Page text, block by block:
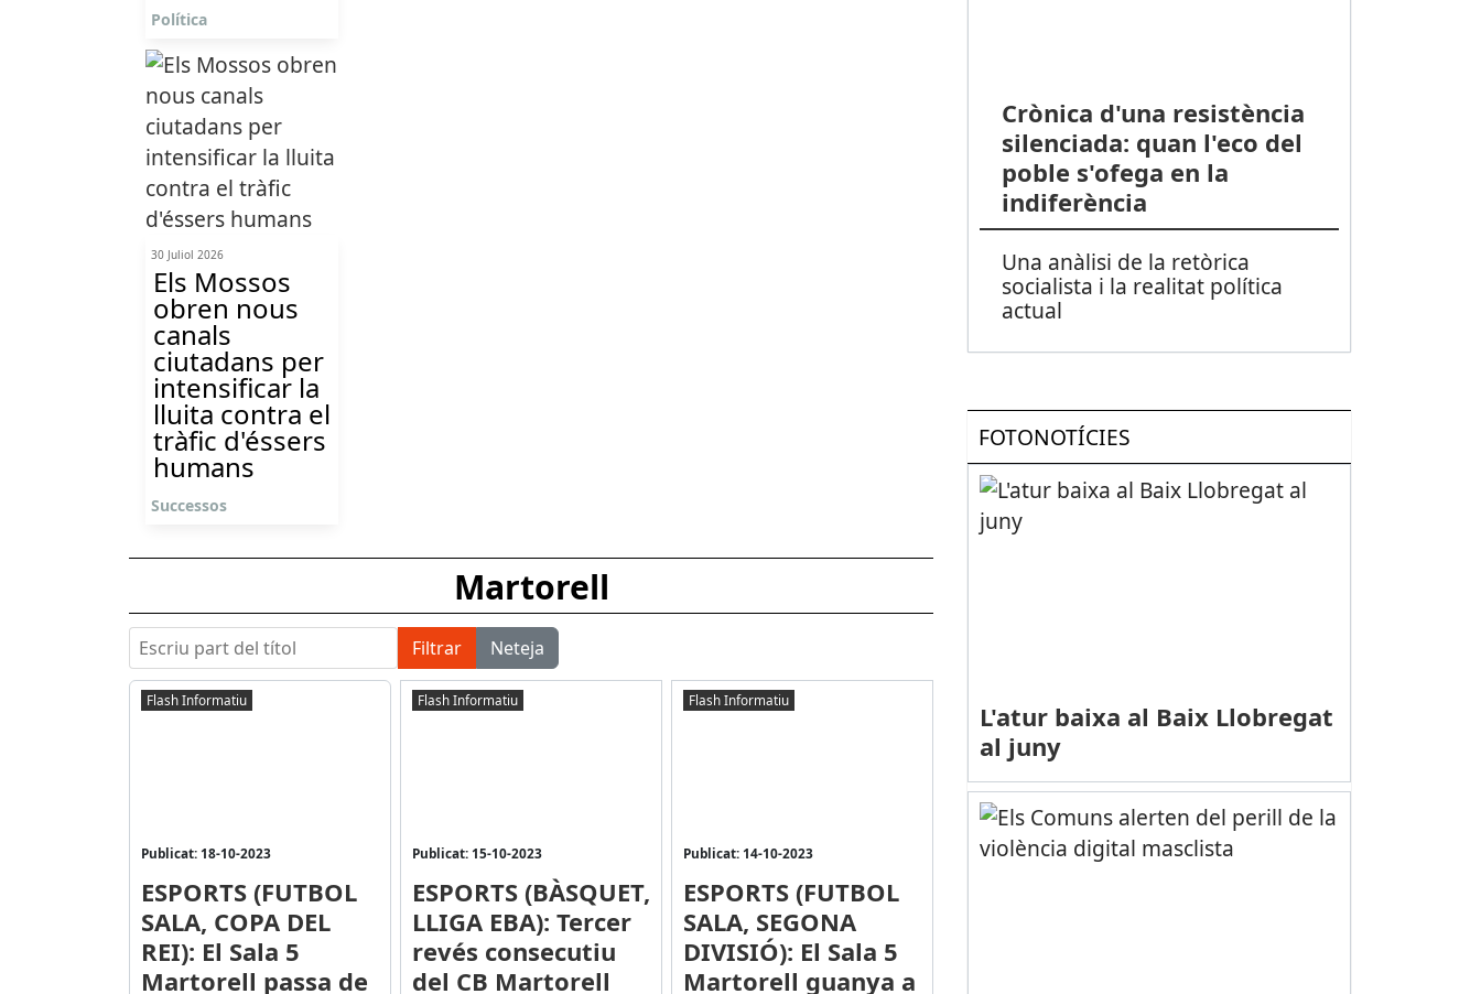
Política
30 Juliol 2026
Els Mossos
obren nous
canals
ciutadans per
intensificar la
lluita contra el
tràfic d'éssers
humans
Successos
Martorell
Escriu part del títol Filtrar Neteja
Flash Informatiu
Publicat: 18-10-2023
ESPORTS (FUTBOL
SALA, COPA DEL
REI): El Sala 5
Martorell passa de
Flash Informatiu
Publicat: 15-10-2023
ESPORTS (BÀSQUET,
LLIGA EBA): Tercer
revés consecutiu
del CB Martorell
Flash Informatiu
Publicat: 14-10-2023
ESPORTS (FUTBOL
SALA, SEGONA
DIVISIÓ): El Sala 5
Martorell guanya a
Crònica d'una resistència
silenciada: quan l'eco del
poble s'ofega en la
indiferència
Una anàlisi de la retòrica
socialista i la realitat política
actual
FOTONOTÍCIES
L'atur baixa al Baix Llobregat
al juny